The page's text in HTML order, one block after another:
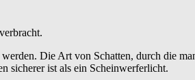
Die Art von Schatten, durch die
sicherer ist als ein Scheinwerferlicht.